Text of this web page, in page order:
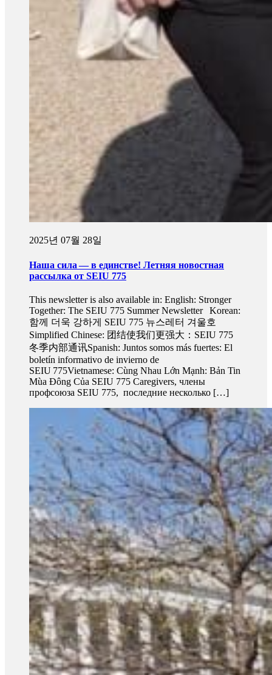
2025년 07월 28일
Наша сила — в единстве! Летняя новостная
рассылка от SEIU 775
This newsletter is also available in: English: Stronger
Together: The SEIU 775 Summer Newsletter Korean:
함께 더욱 강하게 SEIU 775 뉴스레터 겨울호
Simplified Chinese: 团结使我们更强大：SEIU 775
冬季内部通讯Spanish: Juntos somos más fuertes: El
boletín informativo de invierno de
SEIU 775Vietnamese: Cùng Nhau Lớn Mạnh: Bản Tin
Mùa Đông Của SEIU 775 Caregivers, члены
профсоюза SEIU 775, последние несколько […]